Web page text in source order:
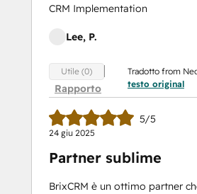
CRM Implementation
Lee, P.
Utile (0)
Rapporto
Tradotto from
testo original
5/5
24 giu 2025
Partner sublime
BrixCRM è un ottimo partner